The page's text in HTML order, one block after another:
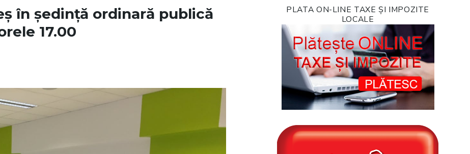
în ședință ordinară publică
17.00
PLATA ON-LINE TAXE ȘI IMPOZITE
LOCALE